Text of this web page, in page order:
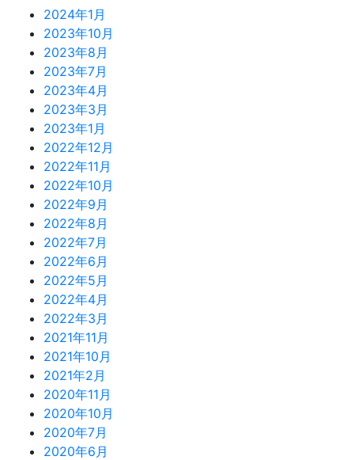
2024年1月
2023年10月
2023年8月
2023年7月
2023年4月
2023年3月
2023年1月
2022年12月
2022年11月
2022年10月
2022年9月
2022年8月
2022年7月
2022年6月
2022年5月
2022年4月
2022年3月
2021年11月
2021年10月
2021年2月
2020年11月
2020年10月
2020年7月
2020年6月